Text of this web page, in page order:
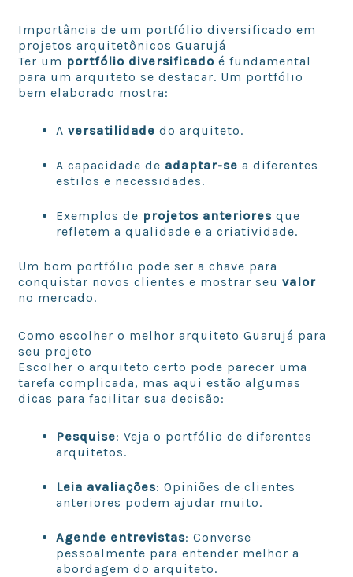
Importância de um portfólio diversificado em
projetos arquitetônicos Guarujá
Ter um portfólio diversificado é fundamental
para um arquiteto se destacar. Um portfólio
bem elaborado mostra:
Aversatilidade do arquiteto.
A capacidade de adaptar-se a diferentes
estilos e necessidades.
Exemplos de projetos anteriores que
refletem a qualidade e a criatividade.
Um bom portfólio pode ser a chave para
conquistar novos clientes e mostrar seuvalor
no mercado.
Como escolher o melhor arquiteto Guarujá para
seu projeto
Escolher o arquiteto certo pode parecer uma
tarefa complicada, mas aqui estão algumas
dicas para facilitar sua decisão:
Pesquise: Veja o portfólio de diferentes
arquitetos.
Leia avaliações: Opiniões de clientes
anteriores podem ajudar muito.
Agende entrevistas: Converse
pessoalmente para entender melhor a
abordagem do arquiteto.